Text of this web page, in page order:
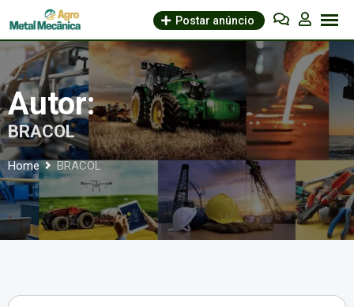
to
content
Postar anúncio
Autor:
BRACOL
Home BRACOL